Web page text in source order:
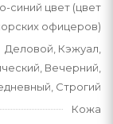
синий цвет (цвет
офицеров)
Деловой, Кэжуал,
Вечерний,
Строгий
Кожа